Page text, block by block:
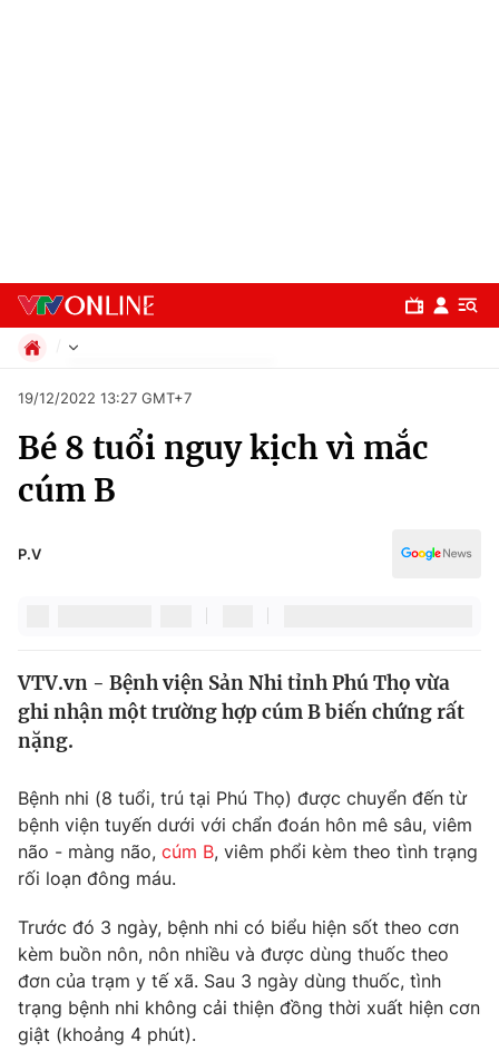
Chuyên mục
Chính trị
Y tế
Tin tức
Thế giới đó đây
Kinh tế
Tài chính
Thị trường
Góc doanh nghiệp
Dữ liệu và đời sống
Truyền hình
Phim VTV
Hậu trường
Giải trí
Xã hội
Pháp luật
Thể thao
Giáo dục
19/12/2022 13:27 GMT+7
Bé 8 tuổi nguy kịch vì mắc
cúm B
P.V
VTV.vn - Bệnh viện Sản Nhi tỉnh Phú Thọ vừa
ghi nhận một trường hợp cúm B biến chứng rất
nặng.
Bệnh nhi (8 tuổi, trú tại Phú Thọ) được chuyển đến từ
bệnh viện tuyến dưới với chẩn đoán hôn mê sâu, viêm
não - màng não, cúm B, viêm phổi kèm theo tình trạng
rối loạn đông máu.
Trước đó 3 ngày, bệnh nhi có biểu hiện sốt theo cơn
kèm buồn nôn, nôn nhiều và được dùng thuốc theo
đơn của trạm y tế xã. Sau 3 ngày dùng thuốc, tình
trạng bệnh nhi không cải thiện đồng thời xuất hiện cơn
giật (khoảng 4 phút).